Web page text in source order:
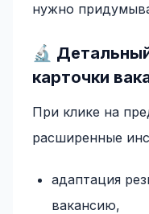
нужно
🔬
карточки
При клике на
расширенные
адаптация
вакансию,